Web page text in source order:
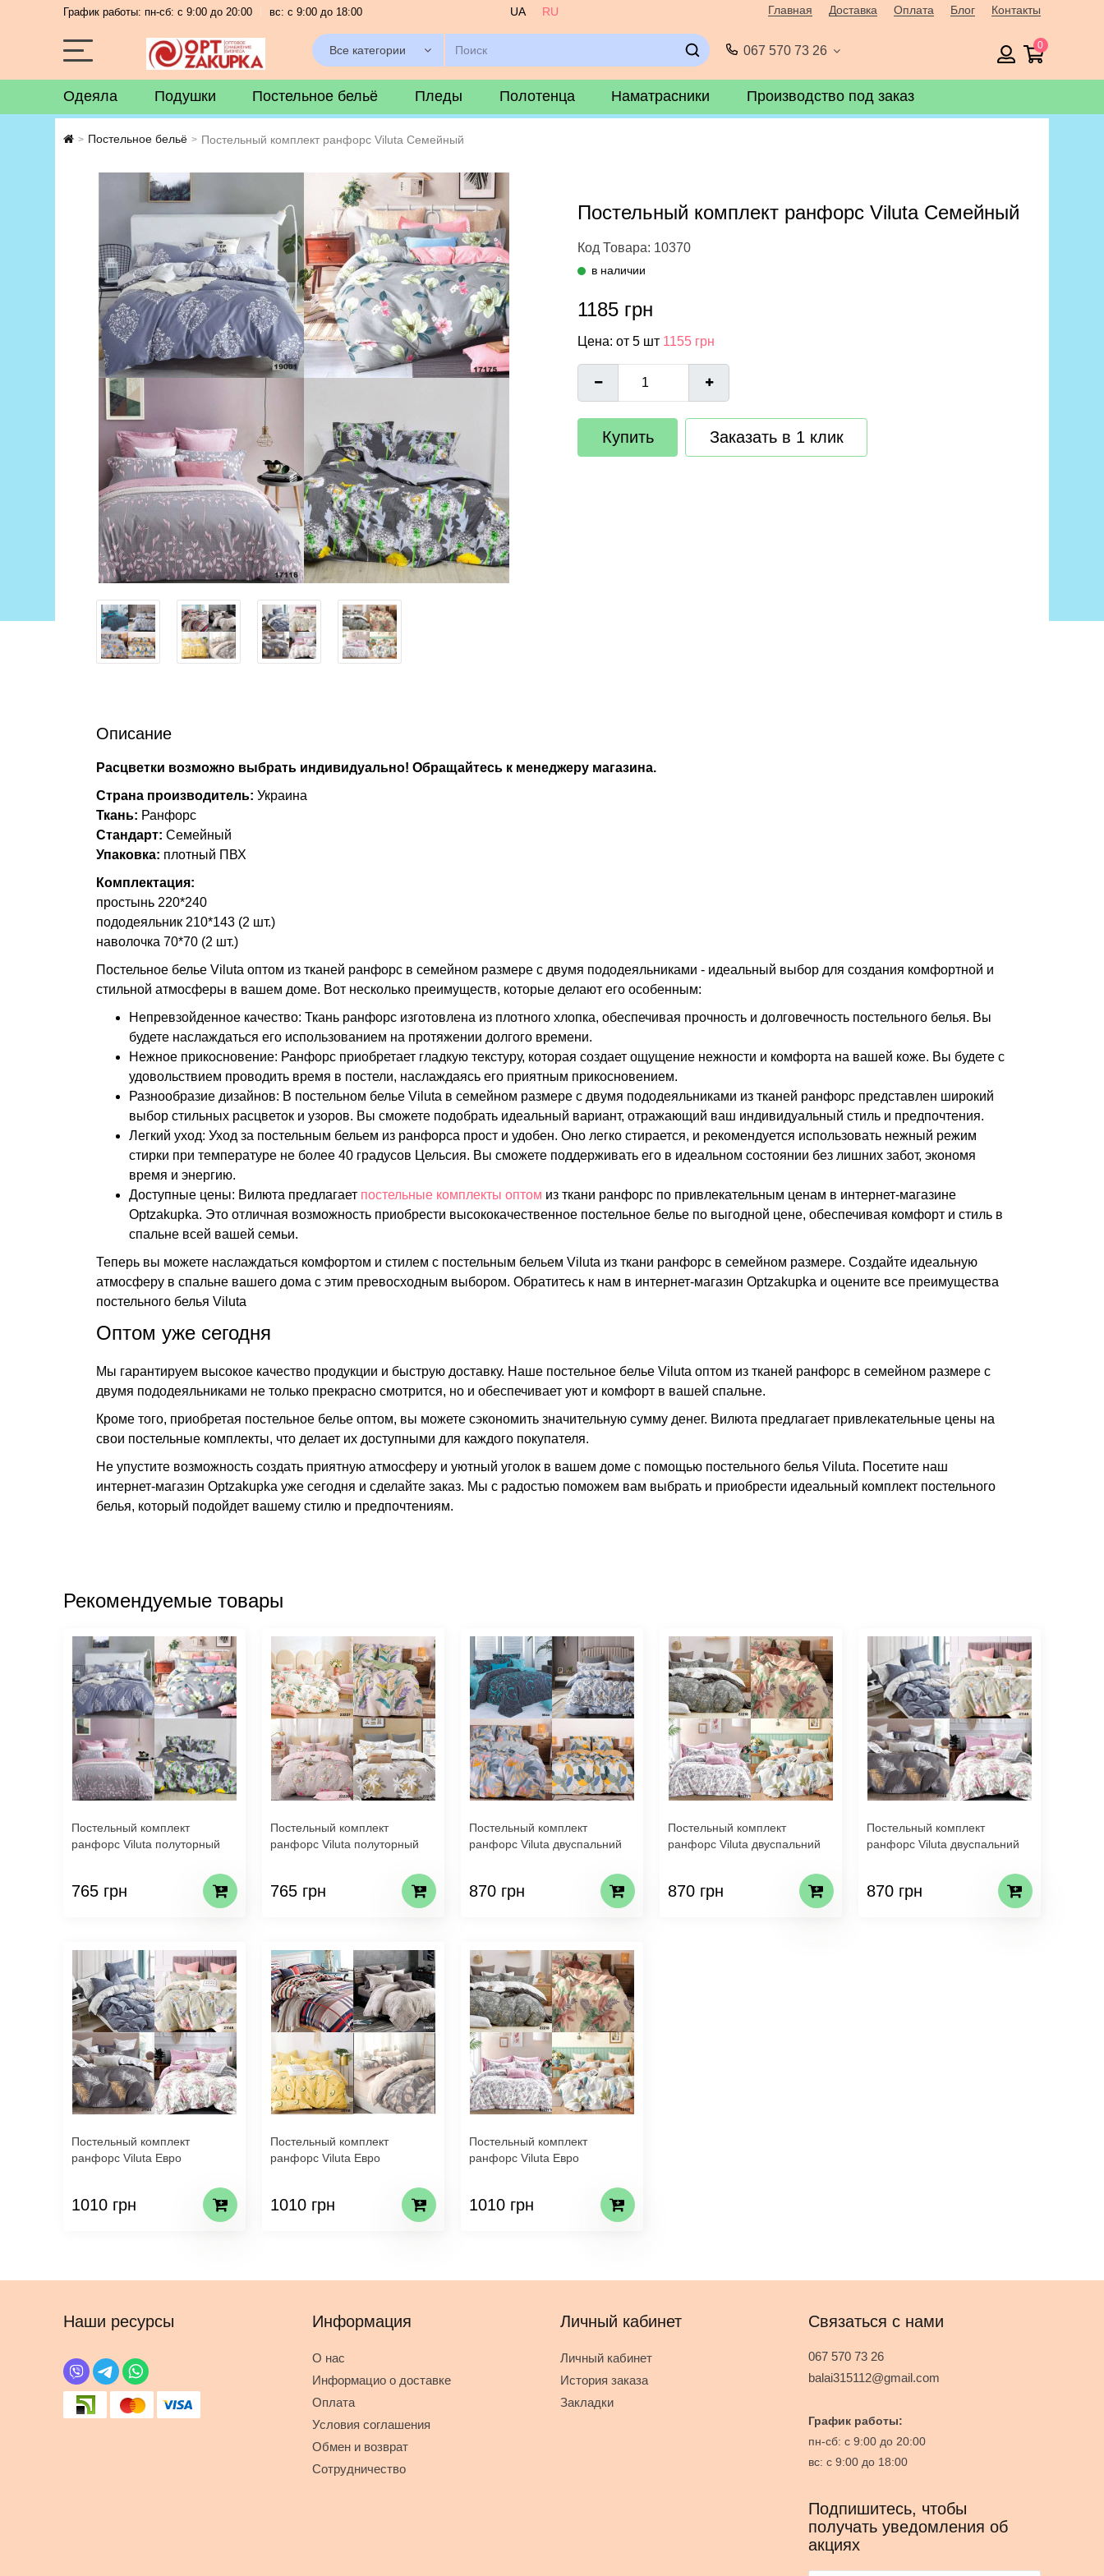
График работы: пн-сб: с 9:00 до 20:00 вс: с 9:00 до 18:00 UA RU Главная Доставка Оплата Блог Контакты
Все категории 067 570 73 26 0
Одеяла Подушки Постельное бельё Пледы Полотенца Наматрасники Производство под заказ
> Постельное бельё > Постельный комплект ранфорс Viluta Семейный
Постельный комплект ранфорс Viluta Семейный
Код Товара: 10370
в наличии
1185 грн
Цена: от 5 шт 1155 грн
Купить Заказать в 1 клик
Описание
Расцветки возможно выбрать индивидуально! Обращайтесь к менеджеру магазина.
Страна производитель: Украина
Ткань: Ранфорс
Стандарт: Семейный
Упаковка: плотный ПВХ
Комплектация:
простынь 220*240
пододеяльник 210*143 (2 шт.)
наволочка 70*70 (2 шт.)
Постельное белье Viluta оптом из тканей ранфорс в семейном размере с двумя пододеяльниками - идеальный выбор для создания комфортной и
стильной атмосферы в вашем доме. Вот несколько преимуществ, которые делают его особенным:
Непревзойденное качество: Ткань ранфорс изготовлена из плотного хлопка, обеспечивая прочность и долговечность постельного белья. Вы
будете наслаждаться его использованием на протяжении долгого времени.
Нежное прикосновение: Ранфорс приобретает гладкую текстуру, которая создает ощущение нежности и комфорта на вашей коже. Вы будете с
удовольствием проводить время в постели, наслаждаясь его приятным прикосновением.
Разнообразие дизайнов: В постельном белье Viluta в семейном размере с двумя пододеяльниками из тканей ранфорс представлен широкий
выбор стильных расцветок и узоров. Вы сможете подобрать идеальный вариант, отражающий ваш индивидуальный стиль и предпочтения.
Легкий уход: Уход за постельным бельем из ранфорса прост и удобен. Оно легко стирается, и рекомендуется использовать нежный режим
стирки при температуре не более 40 градусов Цельсия. Вы сможете поддерживать его в идеальном состоянии без лишних забот, экономя
время и энергию.
Доступные цены: Вилюта предлагает постельные комплекты оптом из ткани ранфорс по привлекательным ценам в интернет-магазине
Optzakupka. Это отличная возможность приобрести высококачественное постельное белье по выгодной цене, обеспечивая комфорт и стиль в
спальне всей вашей семьи.
Теперь вы можете наслаждаться комфортом и стилем с постельным бельем Viluta из ткани ранфорс в семейном размере. Создайте идеальную
атмосферу в спальне вашего дома с этим превосходным выбором. Обратитесь к нам в интернет-магазин Optzakupka и оцените все преимущества
постельного белья Viluta
Оптом уже сегодня
Мы гарантируем высокое качество продукции и быструю доставку. Наше постельное белье Viluta оптом из тканей ранфорс в семейном размере с
двумя пододеяльниками не только прекрасно смотрится, но и обеспечивает уют и комфорт в вашей спальне.
Кроме того, приобретая постельное белье оптом, вы можете сэкономить значительную сумму денег. Вилюта предлагает привлекательные цены на
свои постельные комплекты, что делает их доступными для каждого покупателя.
Не упустите возможность создать приятную атмосферу и уютный уголок в вашем доме с помощью постельного белья Viluta. Посетите наш
интернет-магазин Optzakupka уже сегодня и сделайте заказ. Мы с радостью поможем вам выбрать и приобрести идеальный комплект постельного
белья, который подойдет вашему стилю и предпочтениям.
Рекомендуемые товары
Постельный комплект
ранфорс Viluta полуторный
765 грн
Постельный комплект
ранфорс Viluta полуторный
765 грн
Постельный комплект
ранфорс Viluta двуспальний
870 грн
Постельный комплект
ранфорс Viluta двуспальний
870 грн
Постельный комплект
ранфорс Viluta двуспальний
870 грн
Постельный комплект
ранфорс Viluta Евро
1010 грн
Постельный комплект
ранфорс Viluta Евро
1010 грн
Постельный комплект
ранфорс Viluta Евро
1010 грн
Наши ресурсы Информация
О нас
Информацио о доставке
Оплата
Условия соглашения
Обмен и возврат
Сотрудничество
Личный кабинет
Личный кабинет
История заказа
Закладки
Связаться с нами
067 570 73 26
balai315112@gmail.com
График работы:
пн-сб: с 9:00 до 20:00
вс: с 9:00 до 18:00
Подпишитесь, чтобы
получать уведомления об
акциях